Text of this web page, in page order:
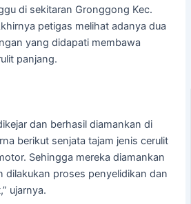
di sekitaran Gronggong Kec.
petigas melihat adanya dua
yang didapati membawa
panjang.
dan berhasil diamankan di
berikut senjata tajam jenis cerulit
Sehingga mereka diamankan
dilakukan proses penyelidikan dan
ujarnya.